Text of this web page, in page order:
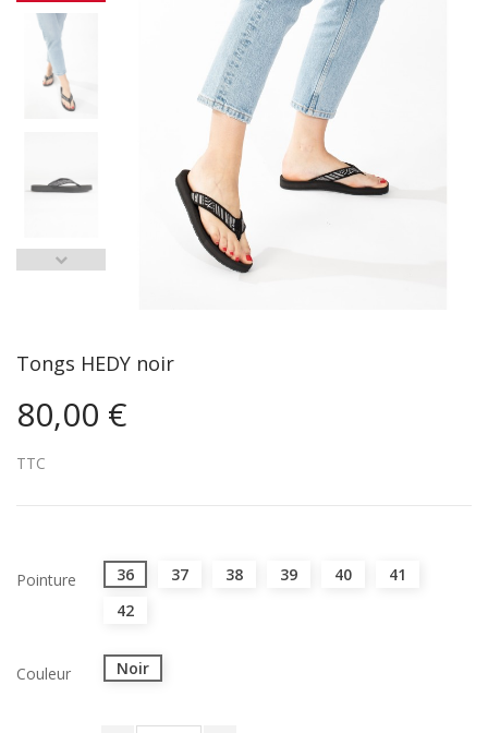
Tongs HEDY noir
80,00 €
TTC
Pointure 36 37 38 39 40
41
42
Couleur Noir